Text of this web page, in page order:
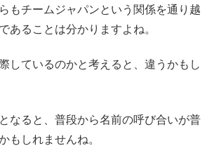
もチームジャパンという関係を通り越
あることは分かりますよね。
しているのかと考えると、違うかもし
なると、普段から名前の呼び合いが普
もしれませんね。